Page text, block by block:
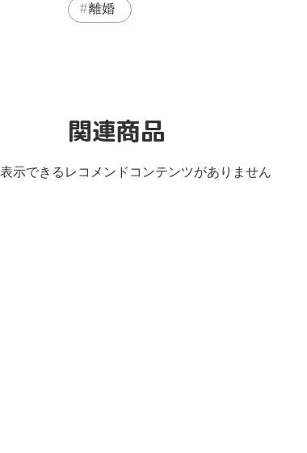
離婚
関連商品
表示できるレコメンドコンテンツがありません